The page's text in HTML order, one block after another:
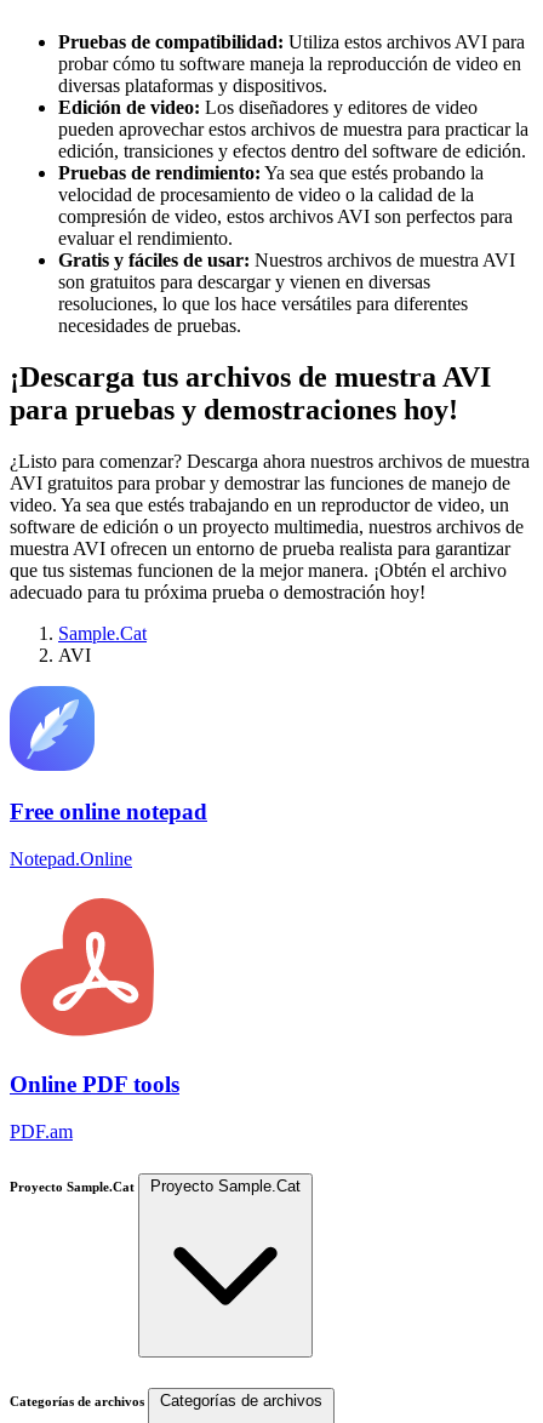
Pruebas de compatibilidad: Utiliza estos archivos AVI para
probar cómo tu software maneja la reproducción de video en
diversas plataformas y dispositivos.
Edición de video: Los diseñadores y editores de video
pueden aprovechar estos archivos de muestra para practicar la
edición, transiciones y efectos dentro del software de edición.
Pruebas de rendimiento: Ya sea que estés probando la
velocidad de procesamiento de video o la calidad de la
compresión de video, estos archivos AVI son perfectos para
evaluar el rendimiento.
Gratis y fáciles de usar: Nuestros archivos de muestra AVI
son gratuitos para descargar y vienen en diversas
resoluciones, lo que los hace versátiles para diferentes
necesidades de pruebas.
¡Descarga tus archivos de muestra AVI
para pruebas y demostraciones hoy!
¿Listo para comenzar? Descarga ahora nuestros archivos de muestra
AVI gratuitos para probar y demostrar las funciones de manejo de
video. Ya sea que estés trabajando en un reproductor de video, un
software de edición o un proyecto multimedia, nuestros archivos de
muestra AVI ofrecen un entorno de prueba realista para garantizar
que tus sistemas funcionen de la mejor manera. ¡Obtén el archivo
adecuado para tu próxima prueba o demostración hoy!
Sample.Cat
AVI
Free online notepad
Notepad.Online
Online PDF tools
PDF.am
Proyecto Sample.Cat Proyecto Sample.Cat
Categorías de archivos Categorías de archivos